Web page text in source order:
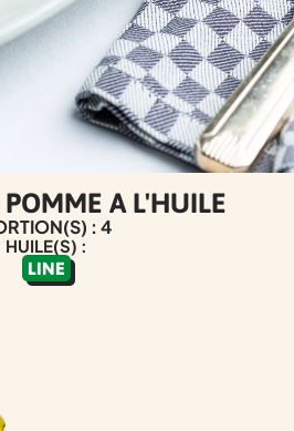
A L'HUILE
: 4
HUILE(S) :
LINE